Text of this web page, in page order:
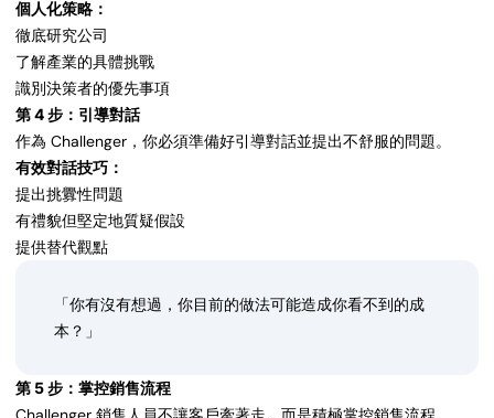
個人化策略：
徹底研究公司
了解產業的具體挑戰
識別決策者的優先事項
第 4 步：引導對話
作為 Challenger，你必須準備好引導對話並提出不舒服的問題。
有效對話技巧：
提出挑釁性問題
有禮貌但堅定地質疑假設
提供替代觀點
「你有沒有想過，你目前的做法可能造成你看不到的成
本？」
第 5 步：掌控銷售流程